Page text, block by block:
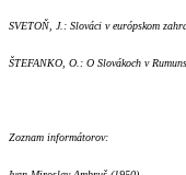
SVETOŇ, J.: Slováci v európskom
ŠTEFANKO, O.: O Slovákoch v
Zoznam informátorov: